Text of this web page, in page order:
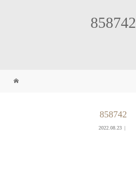
858742
858742
2022.08.23